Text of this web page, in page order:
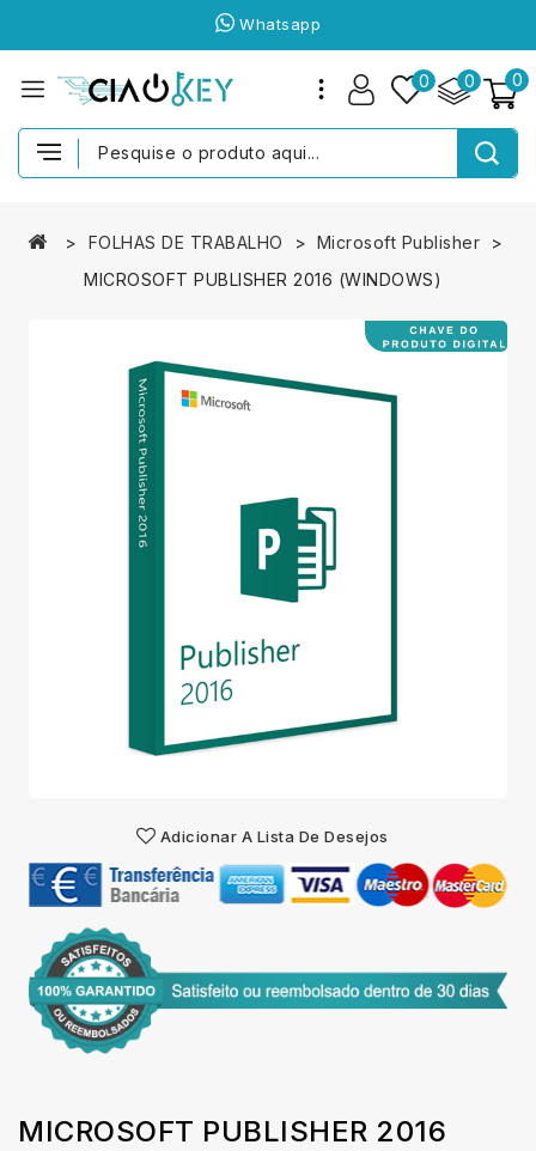
Whatsapp
0
0
0
FOLHAS DE TRABALHO
Microsoft Publisher
MICROSOFT PUBLISHER 2016 (WINDOWS)
Adicionar A Lista De Desejos
MICROSOFT PUBLISHER 2016